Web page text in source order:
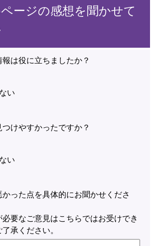
ージの感想を聞かせて
は役に立ちましたか？
い
けやすかったですか？
い
かった点を具体的にお聞かせくださ
要なご意見はこちらではお受けでき
承ください。